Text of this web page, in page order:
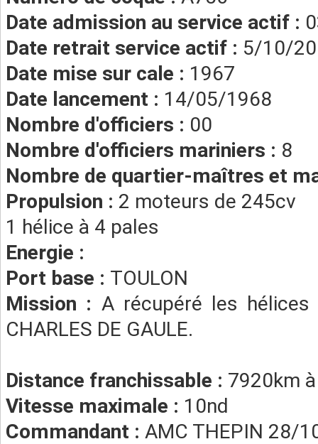
Date admission au service actif :
Date retrait service actif : 5/10/
Date mise sur cale : 1967
Date lancement : 14/05/1968
Nombre d'officiers : 00
Nombre d'officiers mariniers : 8
Nombre de quartier-maîtres et
Propulsion : 2 moteurs de 245cv
1 hélice à 4 pales
Energie :
Port base : TOULON
Mission : A récupéré les
CHARLES DE GAULE.
Distance franchissable : 7920km
Vitesse maximale : 10nd
Commandant : AMC THEPIN 28/